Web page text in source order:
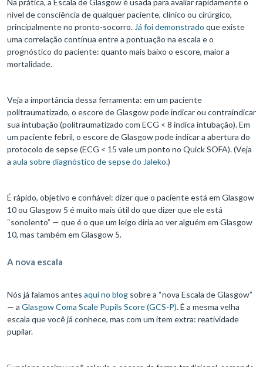
Na prática, a Escala de Glasgow é usada para avaliar rapidamente o
nível de consciência de qualquer paciente, clínico ou cirúrgico,
principalmente no pronto-socorro. Já foi demonstrado que existe
uma correlação contínua entre a pontuação na escala e o
prognóstico do paciente: quanto mais baixo o escore, maior a
mortalidade.
Veja a importância dessa ferramenta: em um paciente
politraumatizado, o escore de Glasgow pode indicar ou contraindicar
sua intubação (politraumatizado com ECG < 8 indica intubação). Em
um paciente febril, o escore de Glasgow pode indicar a abertura do
protocolo de sepse (ECG < 15 vale um ponto no Quick SOFA). (Veja
a aula sobre diagnóstico de sepse do Jaleko.)
É rápido, objetivo e confiável: dizer que o paciente está em Glasgow
10 ou Glasgow 5 é muito mais útil do que dizer que ele está
“sonolento” — que é o que um leigo diria ao ver alguém em Glasgow
10, mas também em Glasgow 5.
A nova escala
Nós já falamos antes aqui no blog sobre a “nova Escala de Glasgow”
— a Glasgow Coma Scale Pupils Score (GCS-P). É a mesma velha
escala que você já conhece, mas com um item extra: reatividade
pupilar.